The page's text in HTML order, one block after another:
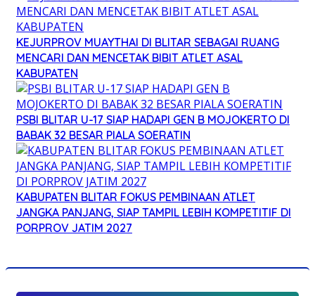
KEJURPROV MUAYTHAI DI BLITAR SEBAGAI RUANG
MENCARI DAN MENCETAK BIBIT ATLET ASAL
KABUPATEN
PSBI BLITAR U-17 SIAP HADAPI GEN B MOJOKERTO DI
BABAK 32 BESAR PIALA SOERATIN
KABUPATEN BLITAR FOKUS PEMBINAAN ATLET
JANGKA PANJANG, SIAP TAMPIL LEBIH KOMPETITIF DI
PORPROV JATIM 2027